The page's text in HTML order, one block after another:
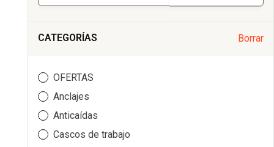
CATEGORÍAS Borrar
OFERTAS
Anclajes
Anticaídas
Cascos de trabajo
PETZL
47,50 €